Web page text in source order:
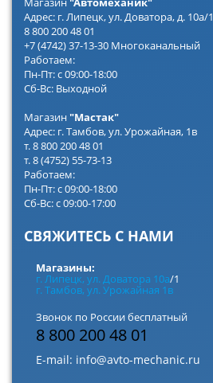
Адрес: г. Липецк, ул. Доватора, д. 10а/1
8 800 200 48 01
+7 (4742) 37-13-30 Многоканальный
Работаем:
Пн-Пт: с 09:00-18:00
Сб-Вс: Выходной
Магазин"Мастак"
Адрес: г. Тамбов, ул. Урожайная, 1в
т. 8 800 200 48 01
т. 8 (4752) 55-73-13
Работаем:
Пн-Пт: с 09:00-18:00
Сб-Вс: с 09:00-17:00
СВЯЖИТЕСЬ С НАМИ
Магазины:
г. Липецк, ул. Доватора 10а/1
г. Тамбов, ул. Урожайная 1в
Звонок по России бесплатный
8 800 200 48 01
E-mail: info@avto-mechanic.ru